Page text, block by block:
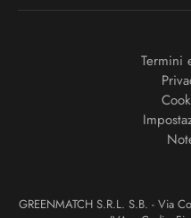
Termini
GREENMATCH S.R.L. S.B. - Via